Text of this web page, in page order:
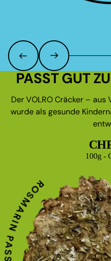
PASST GUT
Der VOLRO Cräcker –
wurde als gesunde
100g -